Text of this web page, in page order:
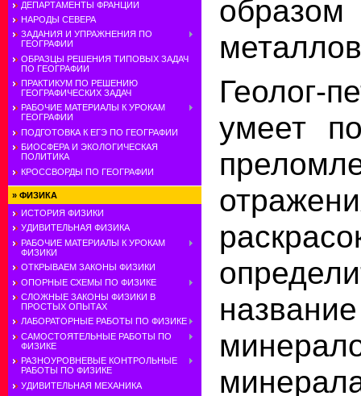
ДЕПАРТАМЕНТЫ ФРАНЦИИ
НАРОДЫ СЕВЕРА
ЗАДАНИЯ И УПРАЖНЕНИЯ ПО
ГЕОГРАФИИ
ОБРАЗЦЫ РЕШЕНИЯ ТИПОВЫХ ЗАДАЧ
ПО ГЕОГРАФИИ
ПРАКТИКУМ ПО РЕШЕНИЮ
ГЕОГРАФИЧЕСКИХ ЗАДАЧ
РАБОЧИЕ МАТЕРИАЛЫ К УРОКАМ
ГЕОГРАФИИ
ПОДГОТОВКА К ЕГЭ ПО ГЕОГРАФИИ
БИОСФЕРА И ЭКОЛОГИЧЕСКАЯ
ПОЛИТИКА
КРОССВОРДЫ ПО ГЕОГРАФИИ
» ФИЗИКА
ИСТОРИЯ ФИЗИКИ
УДИВИТЕЛЬНАЯ ФИЗИКА
РАБОЧИЕ МАТЕРИАЛЫ К УРОКАМ
ФИЗИКИ
ОТКРЫВАЕМ ЗАКОНЫ ФИЗИКИ
ОПОРНЫЕ СХЕМЫ ПО ФИЗИКЕ
СЛОЖНЫЕ ЗАКОНЫ ФИЗИКИ В
ПРОСТЫХ ОПЫТАХ
ЛАБОРАТОРНЫЕ РАБОТЫ ПО ФИЗИКЕ
САМОСТОЯТЕЛЬНЫЕ РАБОТЫ ПО
ФИЗИКЕ
РАЗНОУРОВНЕВЫЕ КОНТРОЛЬНЫЕ
РАБОТЫ ПО ФИЗИКЕ
УДИВИТЕЛЬНАЯ МЕХАНИКА
Геолог-
умеет